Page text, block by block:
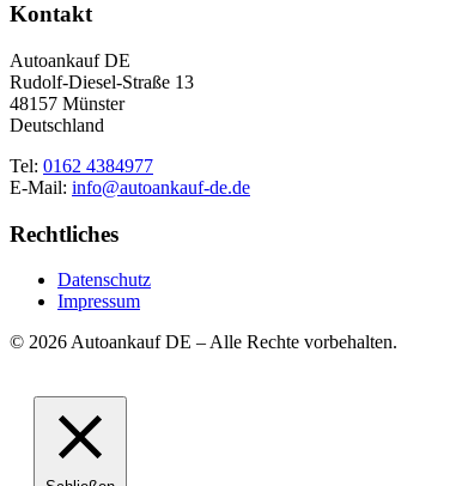
Kontakt
Autoankauf DE
Rudolf-Diesel-Straße 13
48157 Münster
Deutschland
Tel: 0162 4384977
E-Mail: info@autoankauf-de.de
Rechtliches
Datenschutz
Impressum
© 2026 Autoankauf DE – Alle Rechte vorbehalten.